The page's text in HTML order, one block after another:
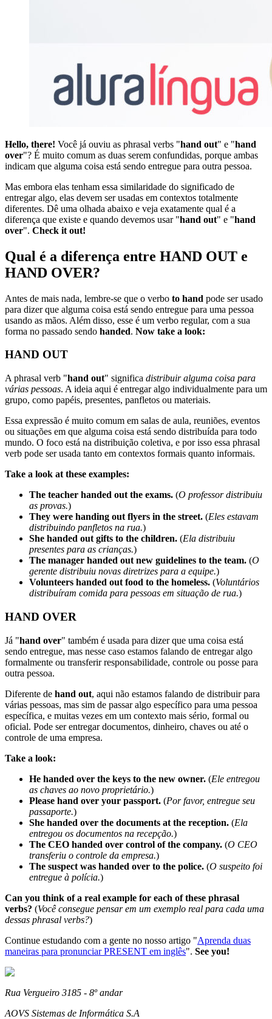
Hello, there! Você já ouviu as phrasal verbs "hand out" e "hand
over"? É muito comum as duas serem confundidas, porque ambas
indicam que alguma coisa está sendo entregue para outra pessoa.
Mas embora elas tenham essa similaridade do significado de
entregar algo, elas devem ser usadas em contextos totalmente
diferentes. Dê uma olhada abaixo e veja exatamente qual é a
diferença que existe e quando devemos usar "hand out" e "hand
over". Check it out!
Qual é a diferença entre HAND OUT e
HAND OVER?
Antes de mais nada, lembre-se que o verbo to hand pode ser usado
para dizer que alguma coisa está sendo entregue para uma pessoa
usando as mãos. Além disso, esse é um verbo regular, com a sua
forma no passado sendo handed. Now take a look:
HAND OUT
A phrasal verb "hand out" significa distribuir alguma coisa para
várias pessoas. A ideia aqui é entregar algo individualmente para um
grupo, como papéis, presentes, panfletos ou materiais.
Essa expressão é muito comum em salas de aula, reuniões, eventos
ou situações em que alguma coisa está sendo distribuída para todo
mundo. O foco está na distribuição coletiva, e por isso essa phrasal
verb pode ser usada tanto em contextos formais quanto informais.
Take a look at these examples:
The teacher handed out the exams. (O professor distribuiu
as provas.)
They were handing out flyers in the street. (Eles estavam
distribuindo panfletos na rua.)
She handed out gifts to the children. (Ela distribuiu
presentes para as crianças.)
The manager handed out new guidelines to the team. (O
gerente distribuiu novas diretrizes para a equipe.)
Volunteers handed out food to the homeless. (Voluntários
distribuíram comida para pessoas em situação de rua.)
HAND OVER
Já "hand over" também é usada para dizer que uma coisa está
sendo entregue, mas nesse caso estamos falando de entregar algo
formalmente ou transferir responsabilidade, controle ou posse para
outra pessoa.
Diferente de hand out, aqui não estamos falando de distribuir para
várias pessoas, mas sim de passar algo específico para uma pessoa
específica, e muitas vezes em um contexto mais sério, formal ou
oficial. Pode ser entregar documentos, dinheiro, chaves ou até o
controle de uma empresa.
Take a look:
He handed over the keys to the new owner. (Ele entregou
as chaves ao novo proprietário.)
Please hand over your passport. (Por favor, entregue seu
passaporte.)
She handed over the documents at the reception. (Ela
entregou os documentos na recepção.)
The CEO handed over control of the company. (O CEO
transferiu o controle da empresa.)
The suspect was handed over to the police. (O suspeito foi
entregue à polícia.)
Can you think of a real example for each of these phrasal
verbs? (Você consegue pensar em um exemplo real para cada uma
dessas phrasal verbs?)
Continue estudando com a gente no nosso artigo "Aprenda duas
maneiras para pronunciar PRESENT em inglês". See you!
Rua Vergueiro 3185 - 8º andar
AOVS Sistemas de Informática S.A